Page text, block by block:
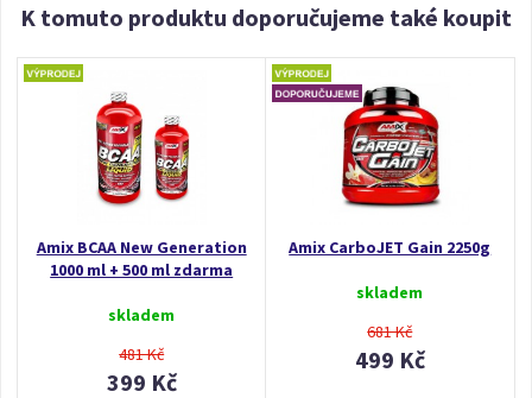
K tomuto produktu doporučujeme také koupit
Amix BCAA New Generation
1000 ml + 500 ml zdarma
skladem
481 Kč
399 Kč
Amix CarboJET Gain 2250g
skladem
681 Kč
499 Kč